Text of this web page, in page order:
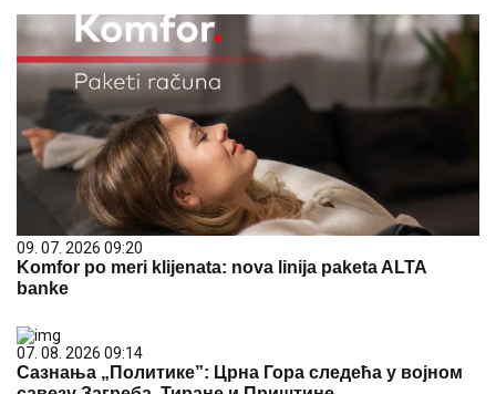
09. 07. 2026 09:20
Komfor po meri klijenata: nova linija paketa ALTA
banke
07. 08. 2026 09:14
Сазнања „Политике”: Црна Гора следећа у војном